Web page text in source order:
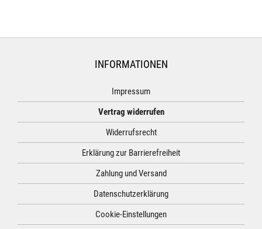
INFORMATIONEN
Impressum
Vertrag widerrufen
Widerrufsrecht
Erklärung zur Barrierefreiheit
Zahlung und Versand
Datenschutzerklärung
Cookie-Einstellungen